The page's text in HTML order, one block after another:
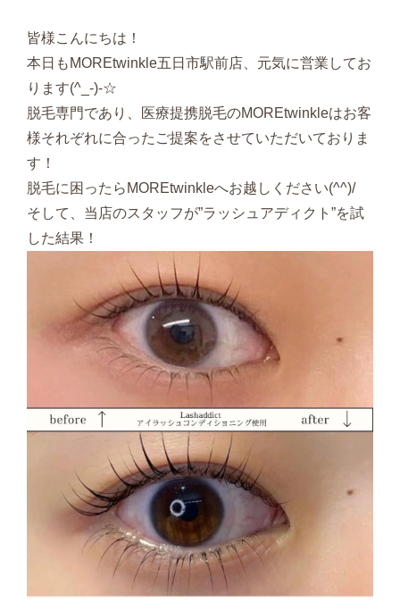
皆様こんにちは！
本日もMOREtwinkle五日市駅前店、元気に営業してお
ります(^_-)-☆
脱毛専門であり、医療提携脱毛のMOREtwinkleはお客
様それぞれに合ったご提案をさせていただいておりま
す！
脱毛に困ったらMOREtwinkleへお越しください(^^)/
そして、当店のスタッフが”ラッシュアディクト”を試
した結果！